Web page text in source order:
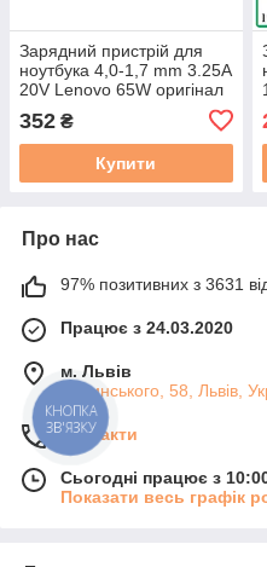
Зарядний пристрій для
ноутбука 4,0-1,7 mm 3.25A
20V Lenovo 65W оригінал
352 ₴
Купити
Про нас
97% позитивних з 3631
Працює з 24.03.2020
м. Львів
Липинського, 58, Львів,
Контакти
Сьогодні працює з
Показати весь графік
КНОПКА
ЗВ'ЯЗКУ